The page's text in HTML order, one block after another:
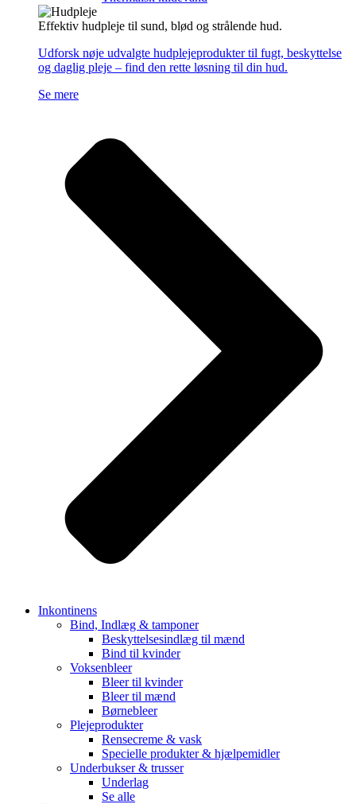
Effektiv hudpleje til sund, blød og strålende hud.
Udforsk nøje udvalgte hudplejeprodukter til fugt, beskyttelse
og daglig pleje – find den rette løsning til din hud.
Se mere
Inkontinens
Bind, Indlæg & tamponer
Beskyttelsesindlæg til mænd
Bind til kvinder
Voksenbleer
Bleer til kvinder
Bleer til mænd
Børnebleer
Plejeprodukter
Rensecreme & vask
Specielle produkter & hjælpemidler
Underbukser & trusser
Underlag
Se alle